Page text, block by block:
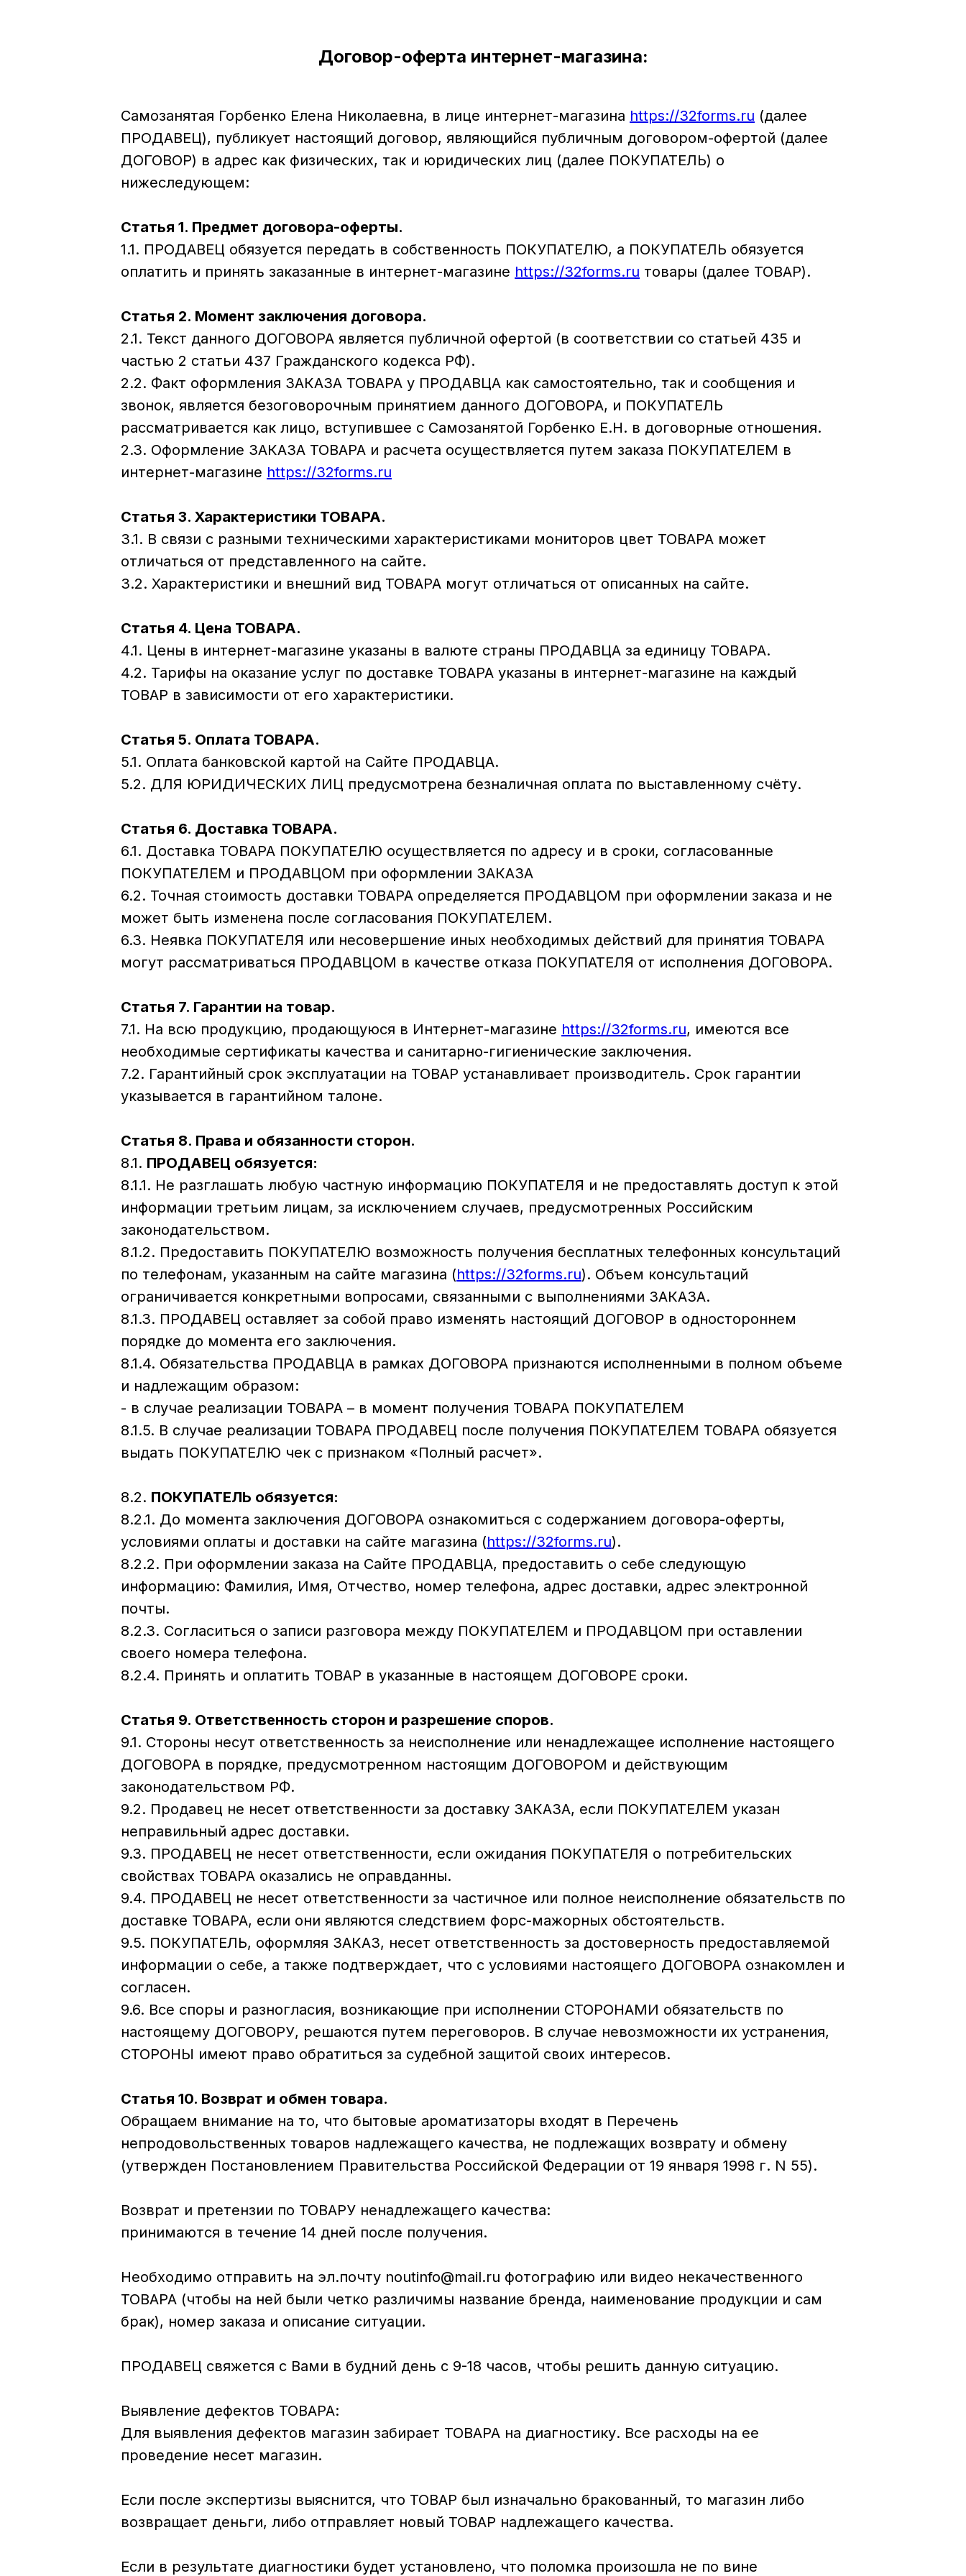
Договор-оферта интернет-магазина:
Самозанятая Горбенко Елена Николаевна, в лице интернет-магазина https://32forms.ru (далее
ПРОДАВЕЦ), публикует настоящий договор, являющийся публичным договором-офертой (далее
ДОГОВОР) в адрес как физических, так и юридических лиц (далее ПОКУПАТЕЛЬ) о
нижеследующем:
Статья 1. Предмет договора-оферты.
1.1. ПРОДАВЕЦ обязуется передать в собственность ПОКУПАТЕЛЮ, а ПОКУПАТЕЛЬ обязуется
оплатить и принять заказанные в интернет-магазине https://32forms.ru товары (далее ТОВАР).
Статья 2. Момент заключения договора.
2.1. Текст данного ДОГОВОРА является публичной офертой (в соответствии со статьей 435 и
частью 2 статьи 437 Гражданского кодекса РФ).
2.2. Факт оформления ЗАКАЗА ТОВАРА у ПРОДАВЦА как самостоятельно, так и сообщения и
звонок, является безоговорочным принятием данного ДОГОВОРА, и ПОКУПАТЕЛЬ
рассматривается как лицо, вступившее с Самозанятой Горбенко Е.Н. в договорные отношения.
2.3. Оформление ЗАКАЗА ТОВАРА и расчета осуществляется путем заказа ПОКУПАТЕЛЕМ в
интернет-магазине https://32forms.ru
Статья 3. Характеристики ТОВАРА.
3.1. В связи с разными техническими характеристиками мониторов цвет ТОВАРА может
отличаться от представленного на сайте.
3.2. Характеристики и внешний вид ТОВАРА могут отличаться от описанных на сайте.
Статья 4. Цена ТОВАРА.
4.1. Цены в интернет-магазине указаны в валюте страны ПРОДАВЦА за единицу ТОВАРА.
4.2. Тарифы на оказание услуг по доставке ТОВАРА указаны в интернет-магазине на каждый
ТОВАР в зависимости от его характеристики.
Статья 5. Оплата ТОВАРА.
5.1. Оплата банковской картой на Сайте ПРОДАВЦА.
5.2. ДЛЯ ЮРИДИЧЕСКИХ ЛИЦ предусмотрена безналичная оплата по выставленному счёту.
Статья 6. Доставка ТОВАРА.
6.1. Доставка ТОВАРА ПОКУПАТЕЛЮ осуществляется по адресу и в сроки, согласованные
ПОКУПАТЕЛЕМ и ПРОДАВЦОМ при оформлении ЗАКАЗА
6.2. Точная стоимость доставки ТОВАРА определяется ПРОДАВЦОМ при оформлении заказа и не
может быть изменена после согласования ПОКУПАТЕЛЕМ.
6.3. Неявка ПОКУПАТЕЛЯ или несовершение иных необходимых действий для принятия ТОВАРА
могут рассматриваться ПРОДАВЦОМ в качестве отказа ПОКУПАТЕЛЯ от исполнения ДОГОВОРА.
Статья 7. Гарантии на товар.
7.1. На всю продукцию, продающуюся в Интернет-магазине https://32forms.ru, имеются все
необходимые сертификаты качества и санитарно-гигиенические заключения.
7.2. Гарантийный срок эксплуатации на ТОВАР устанавливает производитель. Срок гарантии
указывается в гарантийном талоне.
Статья 8. Права и обязанности сторон.
8.1. ПРОДАВЕЦ обязуется:
8.1.1. Не разглашать любую частную информацию ПОКУПАТЕЛЯ и не предоставлять доступ к этой
информации третьим лицам, за исключением случаев, предусмотренных Российским
законодательством.
8.1.2. Предоставить ПОКУПАТЕЛЮ возможность получения бесплатных телефонных консультаций
по телефонам, указанным на сайте магазина (https://32forms.ru). Объем консультаций
ограничивается конкретными вопросами, связанными с выполнениями ЗАКАЗА.
8.1.3. ПРОДАВЕЦ оставляет за собой право изменять настоящий ДОГОВОР в одностороннем
порядке до момента его заключения.
8.1.4. Обязательства ПРОДАВЦА в рамках ДОГОВОРА признаются исполненными в полном объеме
и надлежащим образом:
- в случае реализации ТОВАРА – в момент получения ТОВАРА ПОКУПАТЕЛЕМ
8.1.5. В случае реализации ТОВАРА ПРОДАВЕЦ после получения ПОКУПАТЕЛЕМ ТОВАРА обязуется
выдать ПОКУПАТЕЛЮ чек с признаком «Полный расчет».
8.2. ПОКУПАТЕЛЬ обязуется:
8.2.1. До момента заключения ДОГОВОРА ознакомиться с содержанием договора-оферты,
условиями оплаты и доставки на сайте магазина (https://32forms.ru).
8.2.2. При оформлении заказа на Сайте ПРОДАВЦА, предоставить о себе следующую
информацию: Фамилия, Имя, Отчество, номер телефона, адрес доставки, адрес электронной
почты.
8.2.3. Согласиться о записи разговора между ПОКУПАТЕЛЕМ и ПРОДАВЦОМ при оставлении
своего номера телефона.
8.2.4. Принять и оплатить ТОВАР в указанные в настоящем ДОГОВОРЕ сроки.
Статья 9. Ответственность сторон и разрешение споров.
9.1. Стороны несут ответственность за неисполнение или ненадлежащее исполнение настоящего
ДОГОВОРА в порядке, предусмотренном настоящим ДОГОВОРОМ и действующим
законодательством РФ.
9.2. Продавец не несет ответственности за доставку ЗАКАЗА, если ПОКУПАТЕЛЕМ указан
неправильный адрес доставки.
9.3. ПРОДАВЕЦ не несет ответственности, если ожидания ПОКУПАТЕЛЯ о потребительских
свойствах ТОВАРА оказались не оправданны.
9.4. ПРОДАВЕЦ не несет ответственности за частичное или полное неисполнение обязательств по
доставке ТОВАРА, если они являются следствием форс-мажорных обстоятельств.
9.5. ПОКУПАТЕЛЬ, оформляя ЗАКАЗ, несет ответственность за достоверность предоставляемой
информации о себе, а также подтверждает, что с условиями настоящего ДОГОВОРА ознакомлен и
согласен.
9.6. Все споры и разногласия, возникающие при исполнении СТОРОНАМИ обязательств по
настоящему ДОГОВОРУ, решаются путем переговоров. В случае невозможности их устранения,
СТОРОНЫ имеют право обратиться за судебной защитой своих интересов.
Статья 10. Возврат и обмен товара.
Обращаем внимание на то, что бытовые ароматизаторы входят в Перечень
непродовольственных товаров надлежащего качества, не подлежащих возврату и обмену
(утвержден Постановлением Правительства Российской Федерации от 19 января 1998 г. N 55).
Возврат и претензии по ТОВАРУ ненадлежащего качества:
принимаются в течение 14 дней после получения.
Необходимо отправить на эл.почту noutinfo@mail.ru фотографию или видео некачественного
ТОВАРА (чтобы на ней были четко различимы название бренда, наименование продукции и сам
брак), номер заказа и описание ситуации.
ПРОДАВЕЦ свяжется с Вами в будний день с 9-18 часов, чтобы решить данную ситуацию.
Выявление дефектов ТОВАРА:
Для выявления дефектов магазин забирает ТОВАРА на диагностику. Все расходы на ее
проведение несет магазин.
Если после экспертизы выяснится, что ТОВАР был изначально бракованный, то магазин либо
возвращает деньги, либо отправляет новый ТОВАР надлежащего качества.
Если в результате диагностики будет установлено, что поломка произошла не по вине